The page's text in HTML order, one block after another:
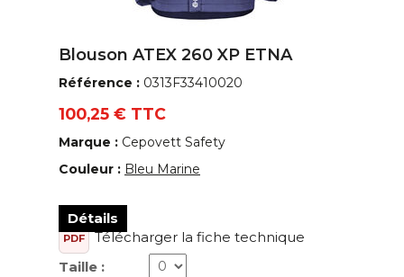
Blouson ATEX 260 XP ETNA
Référence : 0313F33410020
100,25 € TTC
Marque : Cepovett Safety
Couleur : Bleu Marine
Détails
PDF
Télécharger la fiche technique
Taille :